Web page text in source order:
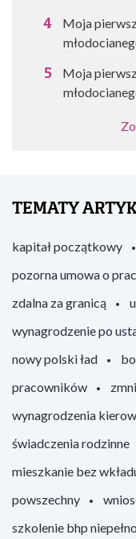
Moja
Moja
TEMATY
kapitał początkowy
pozorna umowa o
zdalna za granicą
wynagrodzenie po
nowy polski ład
pracowników
wynagrodzenia
świadczenia rodzinne
mieszkanie bez
powszechny
szkolenie bhp